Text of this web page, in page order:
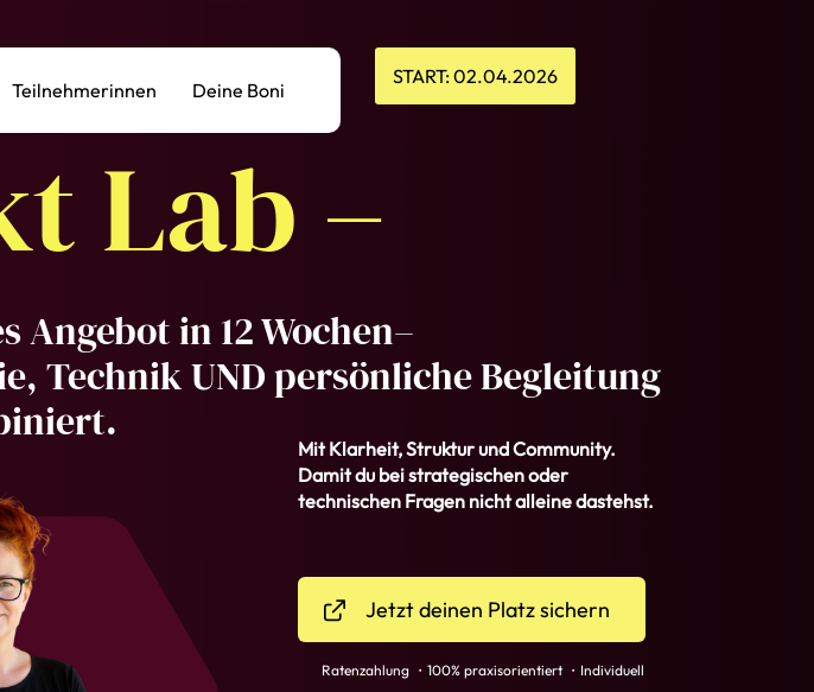
Teilnehmerinnen Deine Boni
START: 02.04.2026
Lab –
in 12 Wochen–
Technik UND persönliche Begleitung
Mit Klarheit, Struktur und Community.
Damit du bei strategischen oder
technischen Fragen nicht alleine dastehst.
Jetzt deinen Platz sichern
Ratenzahlung ・100% praxisorientiert ・Individuell